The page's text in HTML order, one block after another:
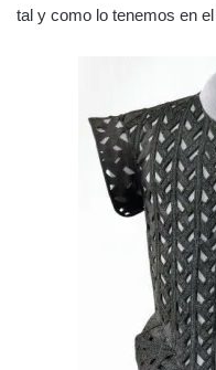
tal y como lo tenemos en